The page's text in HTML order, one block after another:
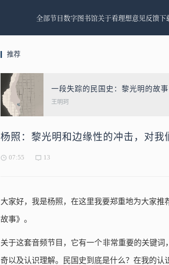
全部节目数字图书馆关于看理想意见反馈下
推荐
一段失踪的民国史：黎光明的故事
王明珂
杨照：黎光明和边缘性的冲击，对我
07:55 13
大家好，我是杨照，在这里我要郑重地为大家
故事》。
关于这套音频节目，它有一个非常重要的关键
奇以及认识理解。民国史到底是什么？在我的